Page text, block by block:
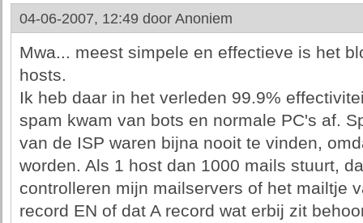
04-06-2007, 12:49 door Anoniem
Mwa... meest simpele en effectieve is het
hosts.
Ik heb daar in het verleden 99.9%
spam kwam van bots en normale PC's af.
van de ISP waren bijna nooit te vinden,
worden. Als 1 host dan 1000 mails stuurt,
controlleren mijn mailservers of het mailtje
record EN of dat A record wat erbij zit